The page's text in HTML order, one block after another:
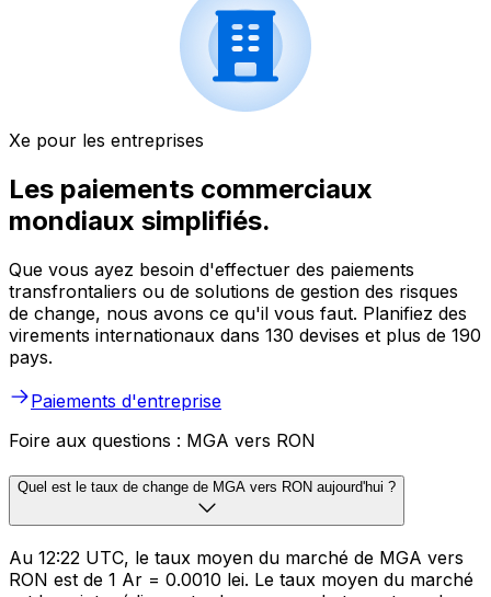
Xe pour les entreprises
Les paiements commerciaux
mondiaux simplifiés.
Que vous ayez besoin d'effectuer des paiements
transfrontaliers ou de solutions de gestion des risques
de change, nous avons ce qu'il vous faut. Planifiez des
virements internationaux dans 130 devises et plus de 190
pays.
Paiements d'entreprise
Foire aux questions : MGA vers RON
Quel est le taux de change de MGA vers RON aujourd'hui ?
Au 12:22 UTC, le taux moyen du marché de MGA vers
RON est de 1 Ar = 0.0010 lei. Le taux moyen du marché